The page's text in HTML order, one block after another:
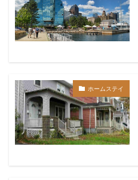
ホームステイ